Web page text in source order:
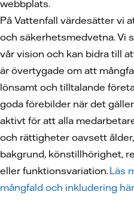
webbplats.
På Vattenfall värdesätter vi
och säkerhetsmedvetna. Vi
vår vision och kan bidra till
är övertygade om att
lönsamt och tilltalande
goda förebilder när det
aktivt för att alla
och rättigheter oavsett
bakgrund, könstillhörighet,
eller funktionsvariation.Läs
mångfald och inkludering